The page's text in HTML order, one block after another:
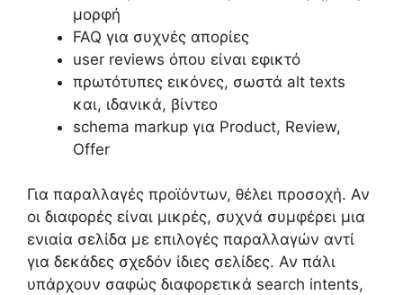
μορφή
FAQ για συχνές απορίες
user reviews όπου είναι εφικτό
πρωτότυπες εικόνες, σωστά alt texts
και, ιδανικά, βίντεο
schema markup για Product, Review,
Offer
Για παραλλαγές προϊόντων, θέλει προσοχή. Αν
οι διαφορές είναι μικρές, συχνά συμφέρει μια
ενιαία σελίδα με επιλογές παραλλαγών αντί
για δεκάδες σχεδόν ίδιες σελίδες. Αν πάλι
υπάρχουν σαφώς διαφορετικά search intents,